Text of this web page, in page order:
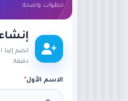
خطوات واضحة.
انضم
دقيقة
الاسم الأول*